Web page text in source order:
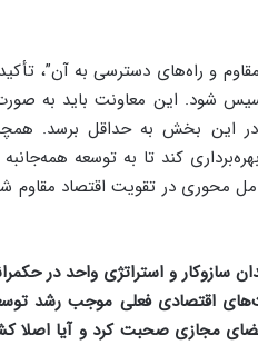
مقاوم و راه‌های دسترسی به آن”،
شود. این معاونت باید به
در این بخش به حداقل برسد.
کند تا به توسعه
محوری در تقویت اقتصاد مقاوم
سازوکار و استراتژی واحد در
اقتصادی فعلی موجب رشد
مجازی صحبت کرد و آیا